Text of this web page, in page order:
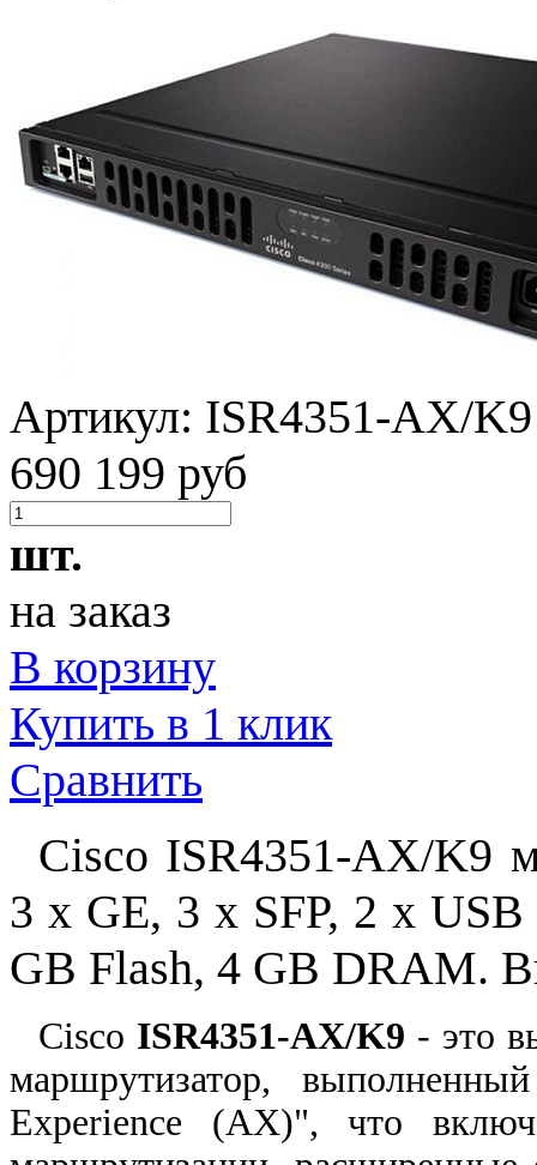
Артикул: ISR4351-AX/K9
690 199 руб
шт.
на заказ
В корзину
Купить в 1 клик
Сравнить
Cisco ISR4351-AX/K9
3 x GE, 3 x SFP, 2 x
GB Flash, 4 GB DRAM.
Cisco ISR4351-AX/K9 - это
маршрутизатор,
Experience (АХ)", что